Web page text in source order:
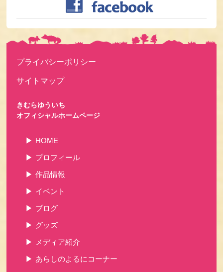
プライバシーポリシー
サイトマップ
きむらゆういち
オフィシャルホームページ
HOME
プロフィール
作品情報
イベント
ブログ
グッズ
メディア紹介
あらしのよるにコーナー